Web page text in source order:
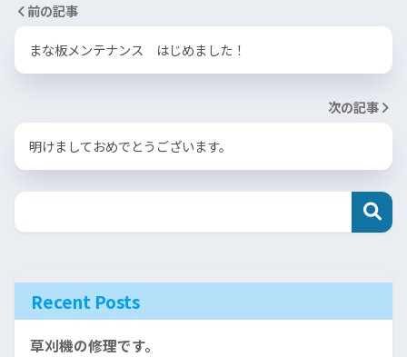
前の記事
まな板メンテナンス はじめました！
次の記事
明けましておめでとうございます。
Recent Posts
草刈機の修理です。